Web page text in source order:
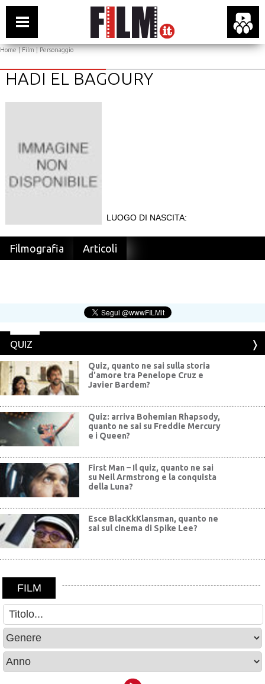
Home|Film| Personaggio
HADI EL BAGOURY
LUOGO DI NASCITA:
Filmografia Articoli
QUIZ
Quiz, quanto ne sai sulla storia
d'amore tra Penelope Cruz e
Javier Bardem?
Quiz: arriva Bohemian Rhapsody,
quanto ne sai su Freddie Mercury
e i Queen?
First Man – Il quiz, quanto ne sai
su Neil Armstrong e la conquista
della Luna?
Esce BlacKkKlansman, quanto ne
sai sul cinema di Spike Lee?